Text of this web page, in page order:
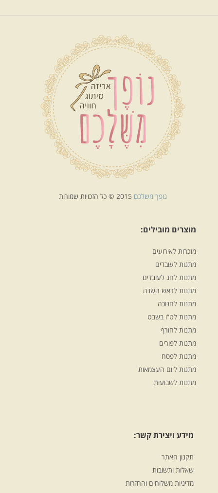
נופך משלכם
מוצרים מובילים:
מזכרות לאירועים
מתנות לעובדים
מתנות לחג לעובדים
מתנות לראש השנה
מתנות לחנוכה
מתנות לט”ו בשבט
מתנות לחורף
מתנות לפורים
מתנות לפסח
מתנות ליום העצמאות
מתנות לשבועות
מידע ויצירת קשר:
תקנון האתר
שאלות ותשובות
מדיניות משלוחים והחזרות